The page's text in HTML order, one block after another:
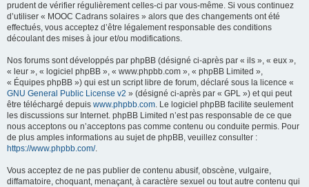
prudent de vérifier régulièrement celles-ci par vous-même. Si vous continuez
d’utiliser « MOOC Cadrans solaires » alors que des changements ont été
effectués, vous acceptez d’être légalement responsable des conditions
découlant des mises à jour et/ou modifications.
Nos forums sont développés par phpBB (désigné ci-après par « ils », « eux »,
« leur », « logiciel phpBB », « www.phpbb.com », « phpBB Limited »,
« Équipes phpBB ») qui est un script libre de forum, déclaré sous la licence «
GNU General Public License v2 » (désigné ci-après par « GPL ») et qui peut
être téléchargé depuis www.phpbb.com. Le logiciel phpBB facilite seulement
les discussions sur Internet. phpBB Limited n’est pas responsable de ce que
nous acceptons ou n’acceptons pas comme contenu ou conduite permis. Pour
de plus amples informations au sujet de phpBB, veuillez consulter :
https://www.phpbb.com/.
Vous acceptez de ne pas publier de contenu abusif, obscène, vulgaire,
diffamatoire, choquant, menaçant, à caractère sexuel ou tout autre contenu qui